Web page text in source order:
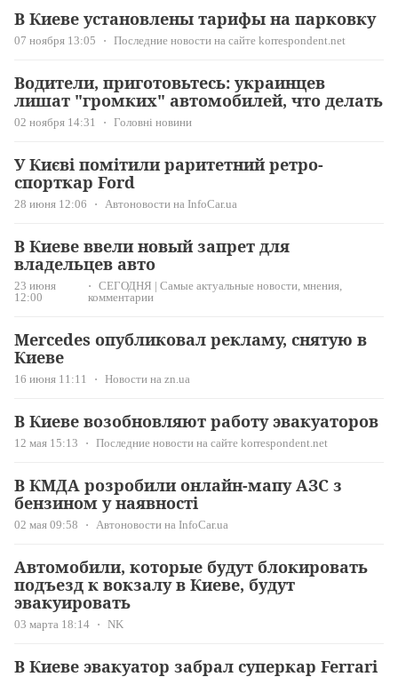
В Киеве установлены тарифы на парковку
07 ноября 13:05 Последние новости на сайте korrespondent.net
Водители, приготовьтесь: украинцев
лишат "громких" автомобилей, что делать
02 ноября 14:31 Головні новини
У Києві помітили раритетний ретро-
спорткар Ford
28 июня 12:06 Автоновости на InfoCar.ua
В Киеве ввели новый запрет для
владельцев авто
23 июня
12:00
СЕГОДНЯ | Самые актуальные новости, мнения,
комментарии
Mercedes опубликовал рекламу, снятую в
Киеве
16 июня 11:11 Новости на zn.ua
В Киеве возобновляют работу эвакуаторов
12 мая 15:13 Последние новости на сайте korrespondent.net
В КМДА розробили онлайн-мапу АЗС з
бензином у наявності
02 мая 09:58 Автоновости на InfoCar.ua
Автомобили, которые будут блокировать
подъезд к вокзалу в Киеве, будут
эвакуировать
03 марта 18:14 NK
В Киеве эвакуатор забрал суперкар Ferrari